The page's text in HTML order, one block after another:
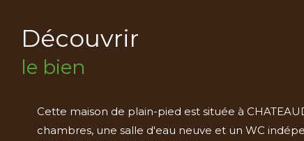
découvrir
le bien
Cette maison de plain-pied est située à
chambres, une salle d'eau neuve et un WC